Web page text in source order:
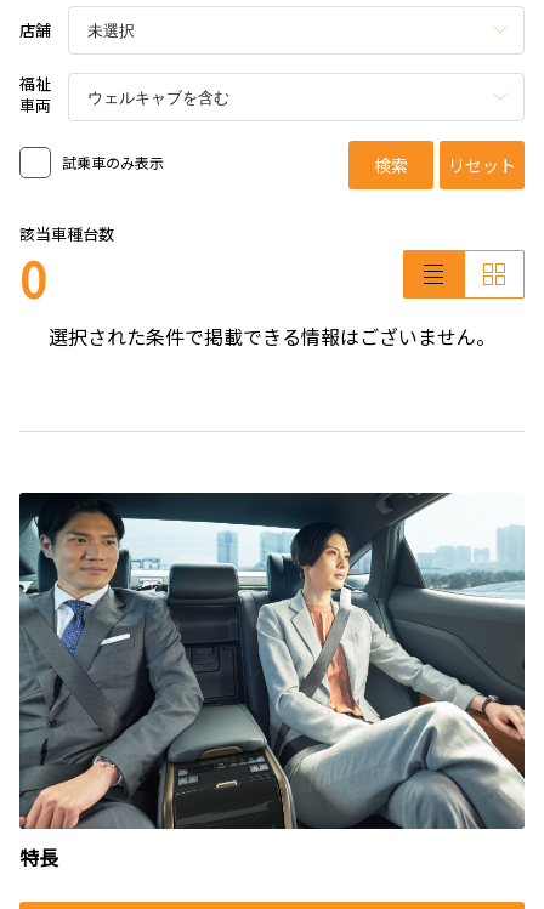
店舗
福祉
車両
試乗車のみ表示 検索 リセット
該当車種台数
0
選択された条件で掲載できる情報はございません。
特長